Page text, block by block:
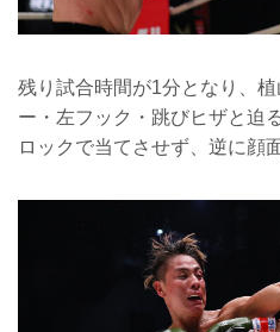
残り試合時間が1分となり、
ー・左フック・跳びヒザと迫
ロックで当てさせず、逆に顔